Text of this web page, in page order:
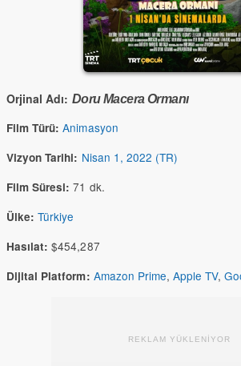
Orjinal Adı: Doru Macera Ormanı
Film Türü: Animasyon
Vizyon Tarihi: Nisan 1, 2022 (TR)
Film Süresi: 71 dk.
Ülke: Türkiye
Hasılat: $454,287
Dijital Platform: Amazon Prime,Apple TV,
REKLAM YÜKLENİYOR